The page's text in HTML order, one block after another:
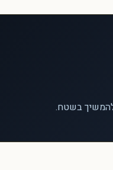
להמשיך בשטח.